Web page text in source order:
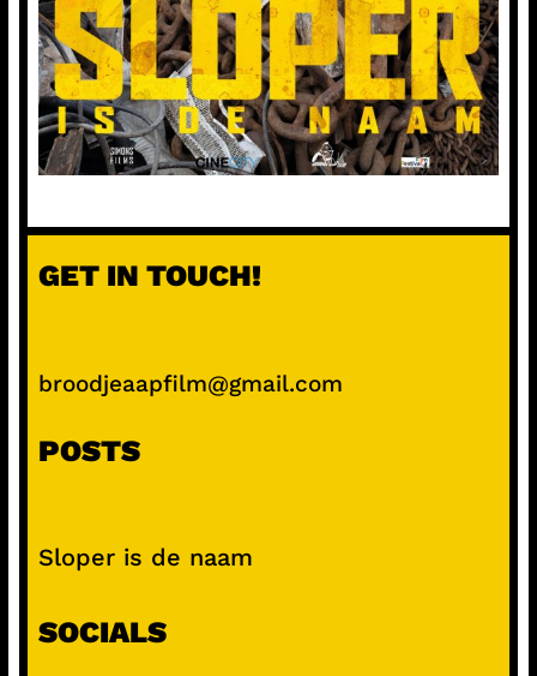
GET IN TOUCH!
broodjeaapfilm@gmail.com
POSTS
Sloper is de naam
SOCIALS